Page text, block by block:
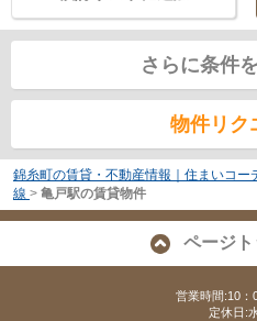
さらに条件
物件リク
錦糸町の賃貸・不動産情報｜住まいコー
線 > 亀戸駅の賃貸物件
ページ
営業時間:10：
定休日: